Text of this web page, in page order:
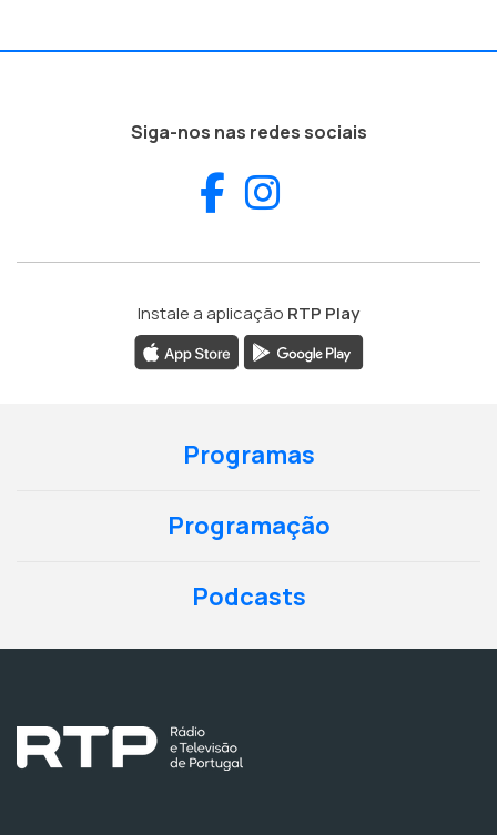
Siga-nos nas redes sociais
Facebook
Instale a aplicação RTP Play
Programas
Programação
Podcasts